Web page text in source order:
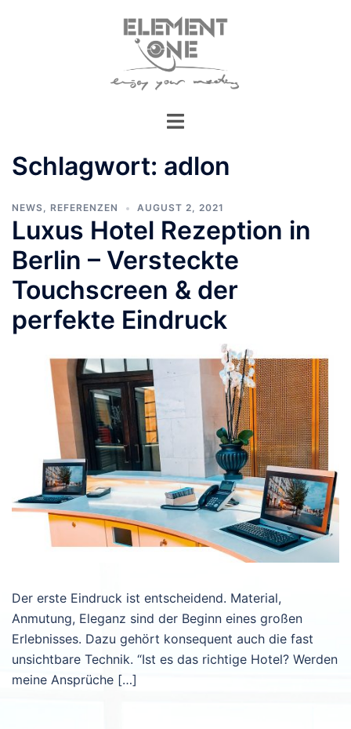
Schlagwort: adlon
NEWS, REFERENZEN AUGUST 2, 2021
Luxus Hotel Rezeption in
Berlin – Versteckte
Touchscreen & der
perfekte Eindruck
Der erste Eindruck ist entscheidend. Material,
Anmutung, Eleganz sind der Beginn eines großen
Erlebnisses. Dazu gehört konsequent auch die fast
unsichtbare Technik. “Ist es das richtige Hotel? Werden
meine Ansprüche […]